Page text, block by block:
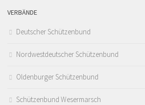
VERBÄNDE
Deutscher Schützenbund
Nordwestdeutscher Schützenbund
Oldenburger Schützenbund
Schützenbund Wesermarsch